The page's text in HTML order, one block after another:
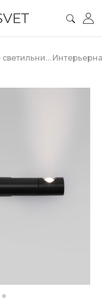
Настенные светильники